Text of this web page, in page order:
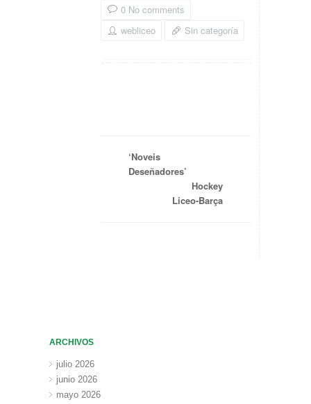
0 No comments
webliceo
Sin categoría
‘Noveis
Deseñadores’
Hockey
Liceo-Barça
ARCHIVOS
julio 2026
junio 2026
mayo 2026